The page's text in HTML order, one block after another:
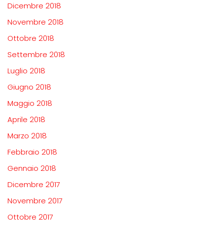
Dicembre 2018
Novembre 2018
Ottobre 2018
Settembre 2018
Luglio 2018
Giugno 2018
Maggio 2018
Aprile 2018
Marzo 2018
Febbraio 2018
Gennaio 2018
Dicembre 2017
Novembre 2017
Ottobre 2017